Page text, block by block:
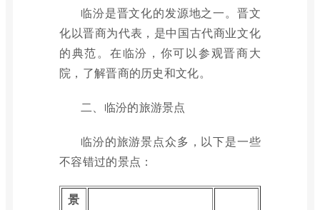
临汾是晋文化的发源地之一。晋文
化以晋商为代表，是中国古代商业文化
的典范。在临汾，你可以参观晋商大
院，了解晋商的历史和文化。
二、临汾的旅游景点
临汾的旅游景点众多，以下是一些
不容错过的景点：
景